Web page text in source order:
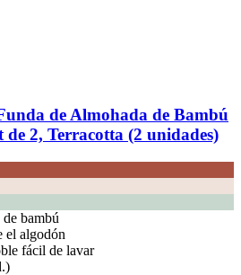
de Almohada de Bambú
de 2, Terracotta (2 unidades)
bambú
el algodón
fácil de lavar